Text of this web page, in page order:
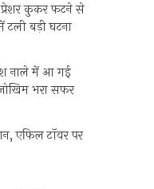
प्रेशर कुकर फटने से
बड़ी घटना
नाले में आ गई
भरा सफर
एफिल टॉवर पर